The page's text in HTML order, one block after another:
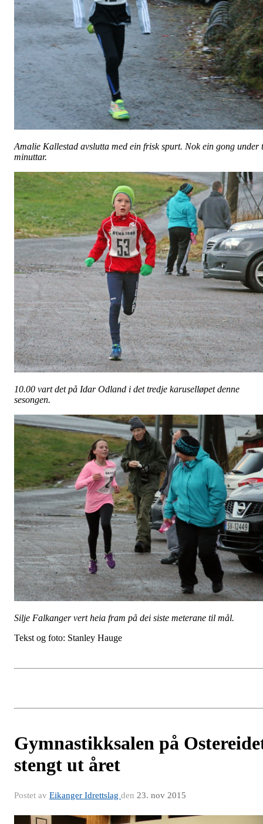
Amalie Kallestad avslutta med ein frisk spurt. Nok ein gong under
minuttar.
10.00 vart det på Idar Odland i det tredje karuselløpet denne
sesongen.
Silje Falkanger vert heia fram på dei siste meterane til mål.
Tekst og foto: Stanley Hauge
Gymnastikksalen på
stengt ut året
Postet av Eikanger Idrettslag den 23. nov 2015